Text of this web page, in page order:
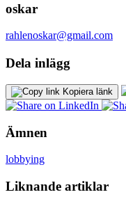
oskar
rahlenoskar@gmail.com
Dela inlägg
Kopiera länk
Ämnen
lobbying
Liknande artiklar